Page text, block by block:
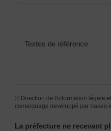
Textes de référence
© Direction de l'information légale
comarquage developpé par
La préfecture ne recevant